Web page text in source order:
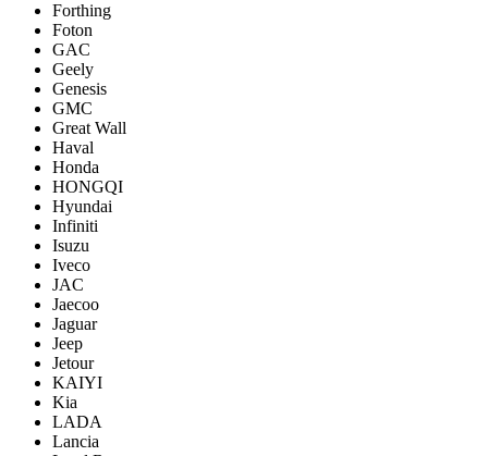
Forthing
Foton
GAC
Geely
Genesis
GMC
Great Wall
Haval
Honda
HONGQI
Hyundai
Infiniti
Isuzu
Iveco
JAC
Jaecoo
Jaguar
Jeep
Jetour
KAIYI
Kia
LADA
Lancia